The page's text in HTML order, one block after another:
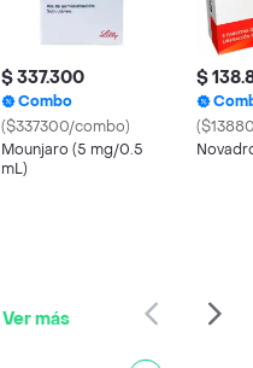
$ 337.300
Combo
($337300/combo)
Mounjaro (5 mg/0.5
mL)
$
Ver más